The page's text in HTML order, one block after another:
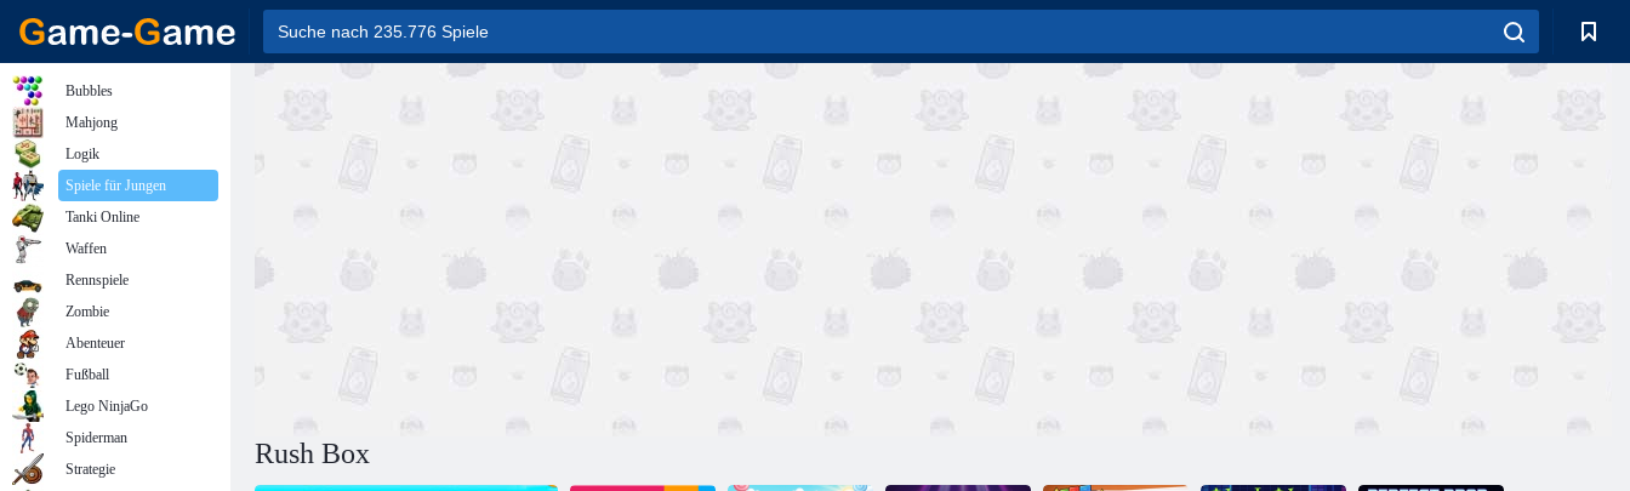
Rush Box
Bubbles
Mahjong
Logik
Spiele für Jungen
Tanki Online
Waffen
Rennspiele
Zombie
Abenteuer
Fußball
Lego NinjaGo
Spiderman
Strategie